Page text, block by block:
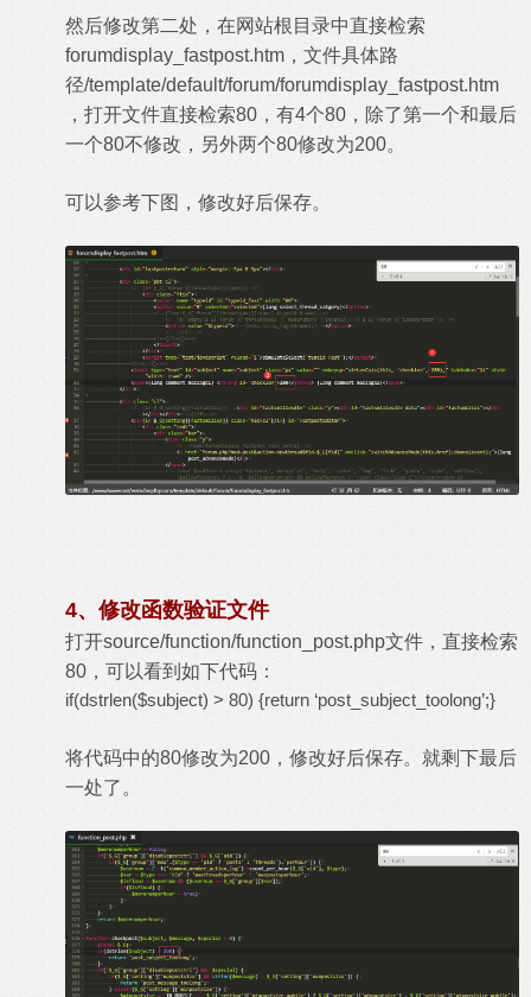
然后修改第二处，在网站根目录中直接检索
forumdisplay_fastpost.htm，文件具体路
径/template/default/forum/forumdisplay_fastpost.htm
，打开文件直接检索80，有4个80，除了第一个和最后
一个80不修改，另外两个80修改为200。
可以参考下图，修改好后保存。
4、修改函数验证文件
打开source/function/function_post.php文件，直接检索
80，可以看到如下代码：
if(dstrlen($subject) > 80) {return ‘post_subject_toolong’;}
将代码中的80修改为200，修改好后保存。就剩下最后
一处了。